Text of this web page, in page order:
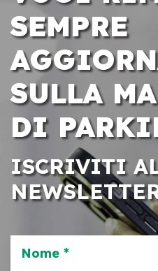
SEMPRE
SULLA
DI
ISCRIVITI
Nome *